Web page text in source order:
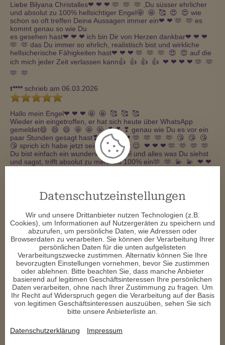
Liebe Bilyana Christalles❤ ️❤ ️❤ ️🫶  🫶  🫶 ,Du süsser ehrlicher
und absolut zu 100% hellsichtiger Engel🤩  🤩  🥰  😍  😍 wie
schon so oft treffen Deine Aussagen immer ein❤ ️❤ ️🫶  🫶 es
kommt genau so wie Du
es gesehen hast❤ ️❤ ️❤ ️ich bin Dir von Herzen dankbar❤ ️❤ ️❤ ️
🫶  🫶 das Du immer so ehrlich, realistisch bist und wirkliche
hellsicherische Fähigkeiten hast❤ ️❤ ️❤ ️🫶  🫶  🫶  😍  😍 auf die
ich mich jeder Zeit verlassen kann👍  👍  👍  👍  ❤ ️❤ ️❤ ️❤ ️🫶  🫶
🫶  🫶
t**** schrieb am 06.03.2026
Hallo mein Engel❤ ️❤ ️❤ ️🤩  🤩  🥰  🥰  🥰
Wieder ein eingetroffen, er hat sich heute über WhatsApp
gemeldet😄  😄  😄  🤩  🤩  🤩  ❣ ️❣ ️❣ ️genau wie Du es vor ein
paar Stunden gesagt hast❣ ️❣ ️❤ ️❤ ️❤ ️🫶  🫶  🫶  🫶  😘  😘  😘
😘 sprich ich habe jetzt seine Handynr.😉  ❤ ️❤ ️❤ ️🫶  🫶  🫶  🫶
Du bist einfach ein wundervoller Engel und alles was Du siehst
und sagst, trifft absolut zu mehr als 100% ein🫶  🫶  💫  💫  ❤ ️❤ ️
schrieb am 05.03.2026
Danke mein Engel😘  😘  😘  ❣ ️❣ ️❤ ️❤ ️❤ ️💫  💫  💫 wieder mal
eine super,ehrliche und wunderschöne Beratung ❤ ️❤ ️❤ ️❤ ️💫
💫  💫  🤩  🤩  🤩  🥰  🥰  🥰  🫶  🫶  🫶  🫶 konnte leider nicht
tschüss sagen, weil das Gespräch zu Ende war😣  😣  😢  😢 Dir
einen ganz ganz lieben Drücker 🤩  🤩  ❤ ️❤ ️❤ ️❤ ️🥰  🥰  🥰  😘
😘  😘 ich freue mich aufs nächste Gespräch ❤ ️❤ ️❤ ️❤ ️🥰  🥰
😘  😘  😘  💫  💫  💫  🫶  🫶  🫶  ❤ ️❤ ️❤ ️❣ ️❣ ️❣ ️❣ ️
t****schrieb am 04.03.2026
Hallo Engelchen🤩  🤩  🥰  🥰
Ich sag ja Du bist die ehrlichste und Beste😍  😍  ❤ ️❤ ️❤ ️mit
sich heute gemeldet, wie Du es vor zwei Tagen gesehen hast❤ ️
Datenschutzeinstellungen
Wir und unsere Drittanbieter nutzen Technologien (z.B.
Cookies), um Informationen auf Nutzergeräten zu speichern und
abzurufen, um persönliche Daten, wie Adressen oder
Browserdaten zu verarbeiten. Sie können der Verarbeitung Ihrer
persönlichen Daten für die unten aufgelisteten
Verarbeitungszwecke zustimmen. Alternativ können Sie Ihre
bevorzugten Einstellungen vornehmen, bevor Sie zustimmen
oder ablehnen. Bitte beachten Sie, dass manche Anbieter
basierend auf legitimen Geschäftsinteressen Ihre persönlichen
Daten verarbeiten, ohne nach Ihrer Zustimmung zu fragen. Um
Ihr Recht auf Widerspruch gegen die Verarbeitung auf der Basis
von legitimen Geschäftsinteressen auszuüben, sehen Sie sich
bitte unsere Anbieterliste an.
Datenschutzerklärung Impressum